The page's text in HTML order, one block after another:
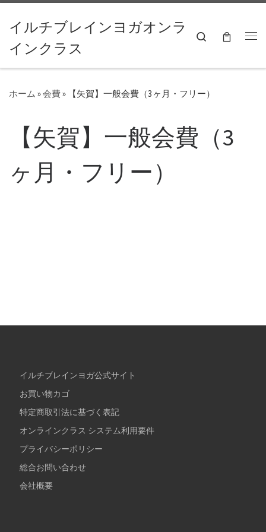
コンテンツへスキップ
イルチブレインヨガオンラ
インクラス
Search
ホーム »会費» 【矢賀】一般会費（3ヶ月・フリー）
【矢賀】一般会費（3
ヶ月・フリー）
イルチブレインヨガ公式サイト
お買い物カゴ
特定商取引法に基づく表記
オンラインクラス システム利用要件
プライバシーポリシー
総合お問い合わせ
会社概要